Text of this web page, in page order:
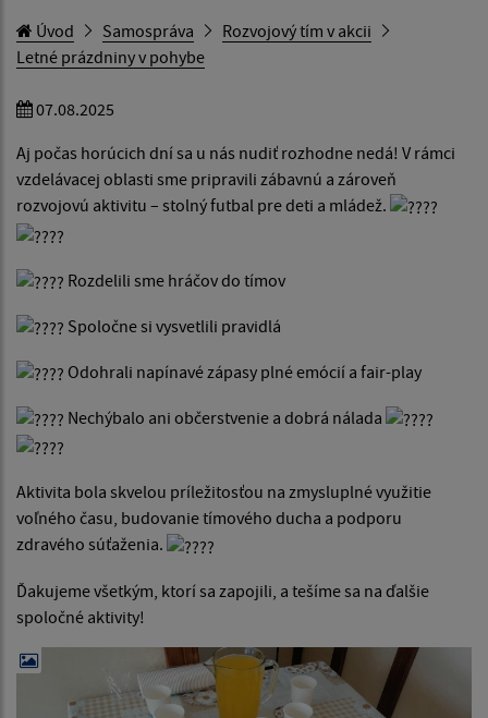
Úvod Samospráva
Rozvojový tím v akcii
Letné prázdniny v pohybe
07.08.2025
Aj počas horúcich dní sa u nás nudiť rozhodne nedá! V rámci
vzdelávacej oblasti sme pripravili zábavnú a zároveň
rozvojovú aktivitu – stolný futbal pre deti a mládež.
Rozdelili sme hráčov do tímov
Spoločne si vysvetlili pravidlá
Odohrali napínavé zápasy plné emócií a fair-play
Nechýbalo ani občerstvenie a dobrá nálada
Aktivita bola skvelou príležitosťou na zmysluplné využitie
voľného času, budovanie tímového ducha a podporu
zdravého súťaženia.
Ďakujeme všetkým, ktorí sa zapojili, a tešíme sa na ďalšie
spoločné aktivity!